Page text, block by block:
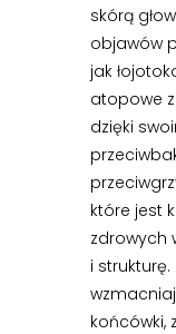
skórą
objawów
jak
atopowe
dzięki
które jest
zdrowych
i
końcówki,